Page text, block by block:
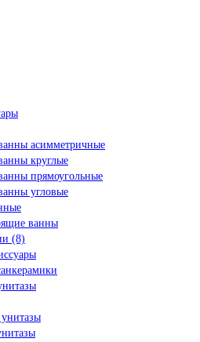
асимметричные
круглые
прямоугольные
угловые
ванны
(8)